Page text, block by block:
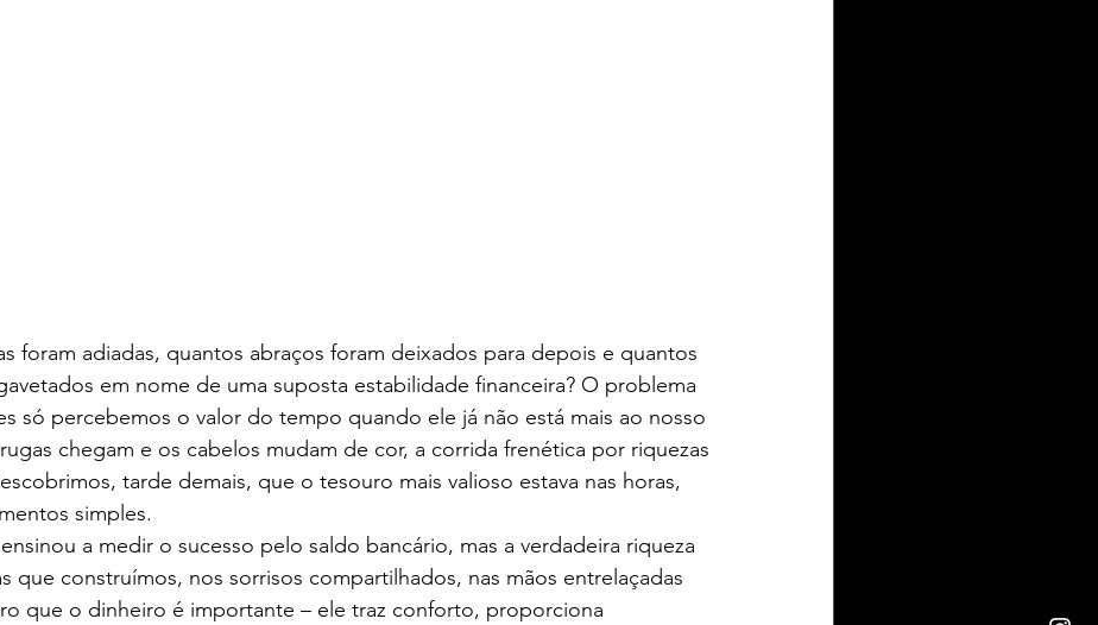
foram adiadas, quantos abraços foram deixados para depois e quantos
em nome de uma suposta estabilidade financeira? O problema
só percebemos o valor do tempo quando ele já não está mais ao nosso
chegam e os cabelos mudam de cor, a corrida frenética por riquezas
tarde demais, que o tesouro mais valioso estava nas horas,
simples.
a medir o sucesso pelo saldo bancário, mas a verdadeira riqueza
que construímos, nos sorrisos compartilhados, nas mãos entrelaçadas
que o dinheiro é importante – ele traz conforto, proporciona